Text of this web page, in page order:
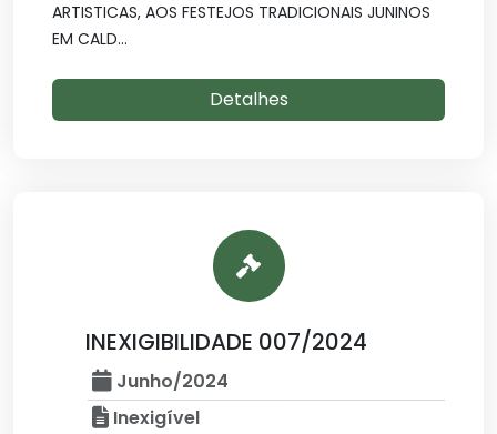
ARTISTICAS, AOS FESTEJOS TRADICIONAIS JUNINOS
EM CALD...
Detalhes
INEXIGIBILIDADE 007/2024
Junho/2024
Inexigível